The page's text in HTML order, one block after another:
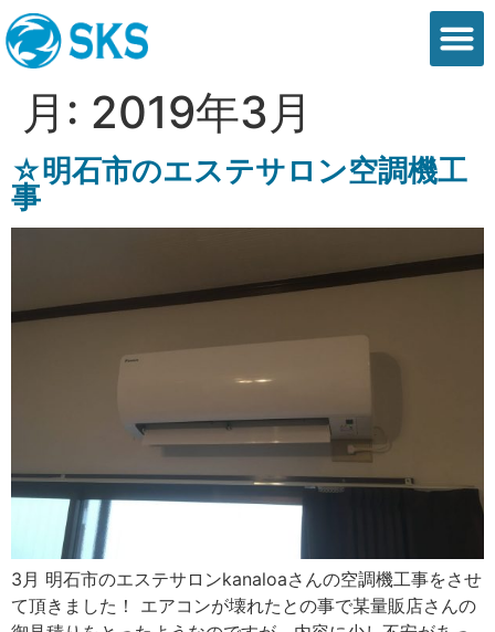
月: 2019年3月
☆明石市のエステサロン空調機工
事
3月 明石市のエステサロンkanaloaさんの空調機工事をさせ
て頂きました！ エアコンが壊れたとの事で某量販店さんの